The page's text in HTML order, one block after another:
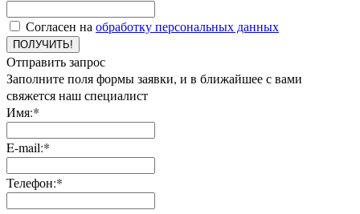
Согласен на обработку персональных данных
ПОЛУЧИТЬ!
Отправить запрос
Заполните поля формы заявки, и в ближайшее с вами
свяжется наш специалист
Имя:*
E-mail:*
Телефон:*